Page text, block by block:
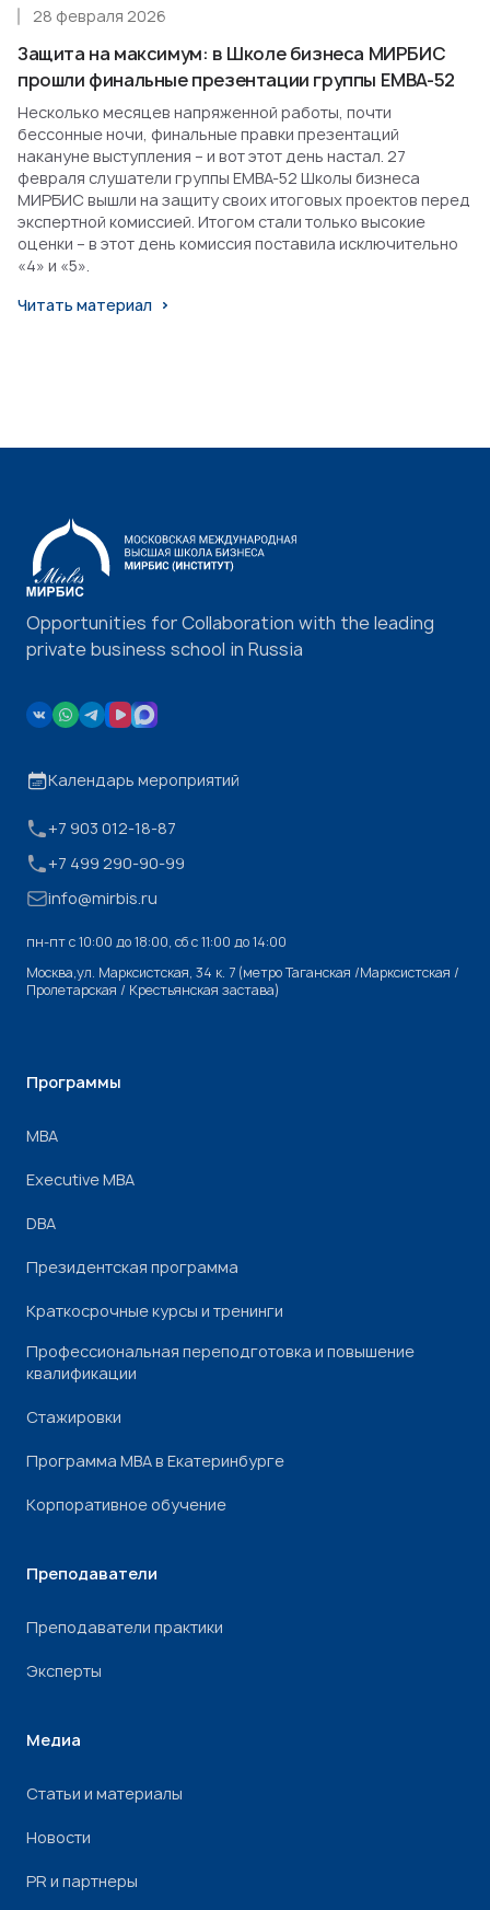
Защита на максимум: в Школе бизнеса МИРБИС
прошли финальные презентации группы EMBA-52
28 февраля 2026
Несколько месяцев напряженной работы, почти
бессонные ночи, финальные правки презентаций
накануне выступления – и вот этот день настал. 27
февраля слушатели группы EMBA-52 Школы бизнеса
МИРБИС вышли на защиту своих итоговых проектов перед
экспертной комиссией. Итогом стали только высокие
оценки – в этот день комиссия поставила исключительно
«4» и «5».
Читать материал
Opportunities for Collaboration with the leading
private business school in Russia
Календарь мероприятий
+7 903 012-18-87
+7 499 290-90-99
info@mirbis.ru
пн-пт с 10:00 до 18:00, cб с 11:00 до 14:00
Москва,ул. Марксистская, 34 к. 7 (метро Таганская /Марксистская /
Пролетарская / Крестьянская застава)
Программы
МВА
Executive MBA
DBA
Президентская программа
Краткосрочные курсы и тренинги
Профессиональная переподготовка и повышение
квалификации
Стажировки
Программа МВА в Екатеринбурге
Корпоративное обучение
Преподаватели
Преподаватели практики
Эксперты
Медиа
Статьи и материалы
Новости
PR и партнеры